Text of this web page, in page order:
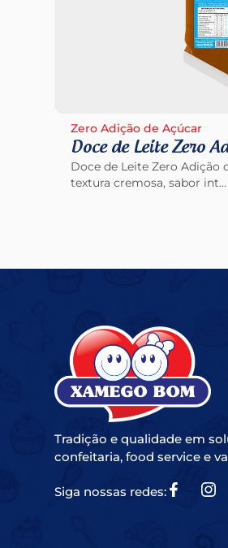
Zero Adição de Açúcar
Doce de Leite Zero
Doce de Leite Zero Adição
textura cremosa, sabor int...
Tradição e qualidade em
confeitaria, food service e
Siga nossas redes: